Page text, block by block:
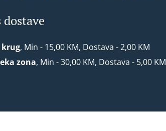
dostave
krug, Min - 15,00 KM, Dostava - 2,00 KM
zona, Min - 30,00 KM, Dostava - 5,00 KM